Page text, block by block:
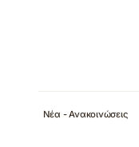
Νέα - Ανακοινώσεις